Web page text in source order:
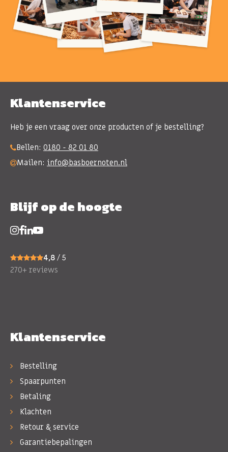
Klantenservice
Heb je een vraag over onze producten of je bestelling?
Bellen: 0180 - 82 01 80
Mailen: info@basboernoten.nl
Blijf op de hoogte
4,8 / 5
270+ reviews
Klantenservice
Bestelling
Spaarpunten
Betaling
Klachten
Retour & service
Garantiebepalingen